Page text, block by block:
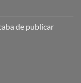
de publicar